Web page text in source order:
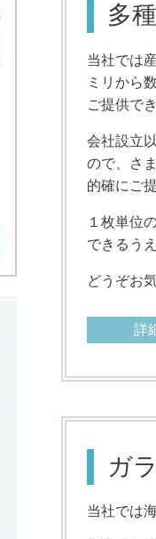
多
当社では
ミリから
ご提供で
会社設立
ので、さ
的確にご
１枚単位
できるう
どうぞお
詳
ガ
当社では